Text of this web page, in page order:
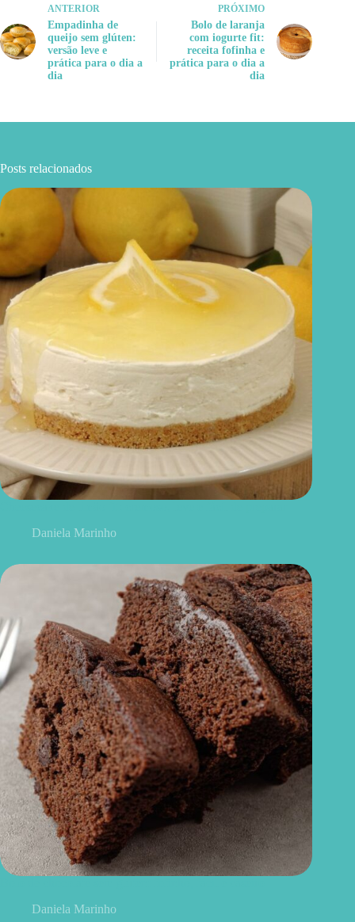
ANTERIOR
Empadinha de
queijo sem glúten:
versão leve e
prática para o dia a
dia
PRÓXIMO
Bolo de laranja
com iogurte fit:
receita fofinha e
prática para o dia a
dia
Posts relacionados
Daniela Marinho
Daniela Marinho